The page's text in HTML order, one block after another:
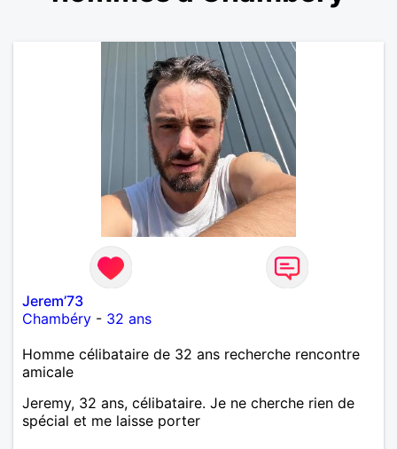
Jerem’73
Chambéry - 32 ans
Homme célibataire de 32 ans recherche rencontre
amicale
Jeremy, 32 ans, célibataire. Je ne cherche rien de
spécial et me laisse porter